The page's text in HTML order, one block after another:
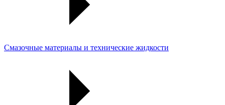
Смазочные материалы и технические жидкости